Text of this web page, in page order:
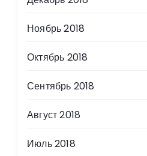
Ноябрь 2018
Октябрь 2018
Сентябрь 2018
Август 2018
Июль 2018